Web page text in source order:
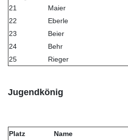
21
Maier
22
Eberle
23
Beier
24
Behr
25
Rieger
Jugendkönig
Platz Name